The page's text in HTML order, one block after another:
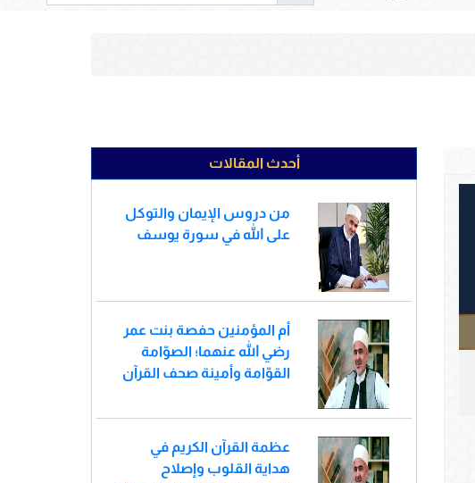
أحدث المقالات
من دروس الإيمان والتوكل
على الله في سورة يوسف
أم المؤمنين حفصة بنت عمر
رضي الله عنهما؛ الصوّامة
القوّامة وأمينة صحف القرآن
عظمة القرآن الكريم في
هداية القلوب وإصلاح